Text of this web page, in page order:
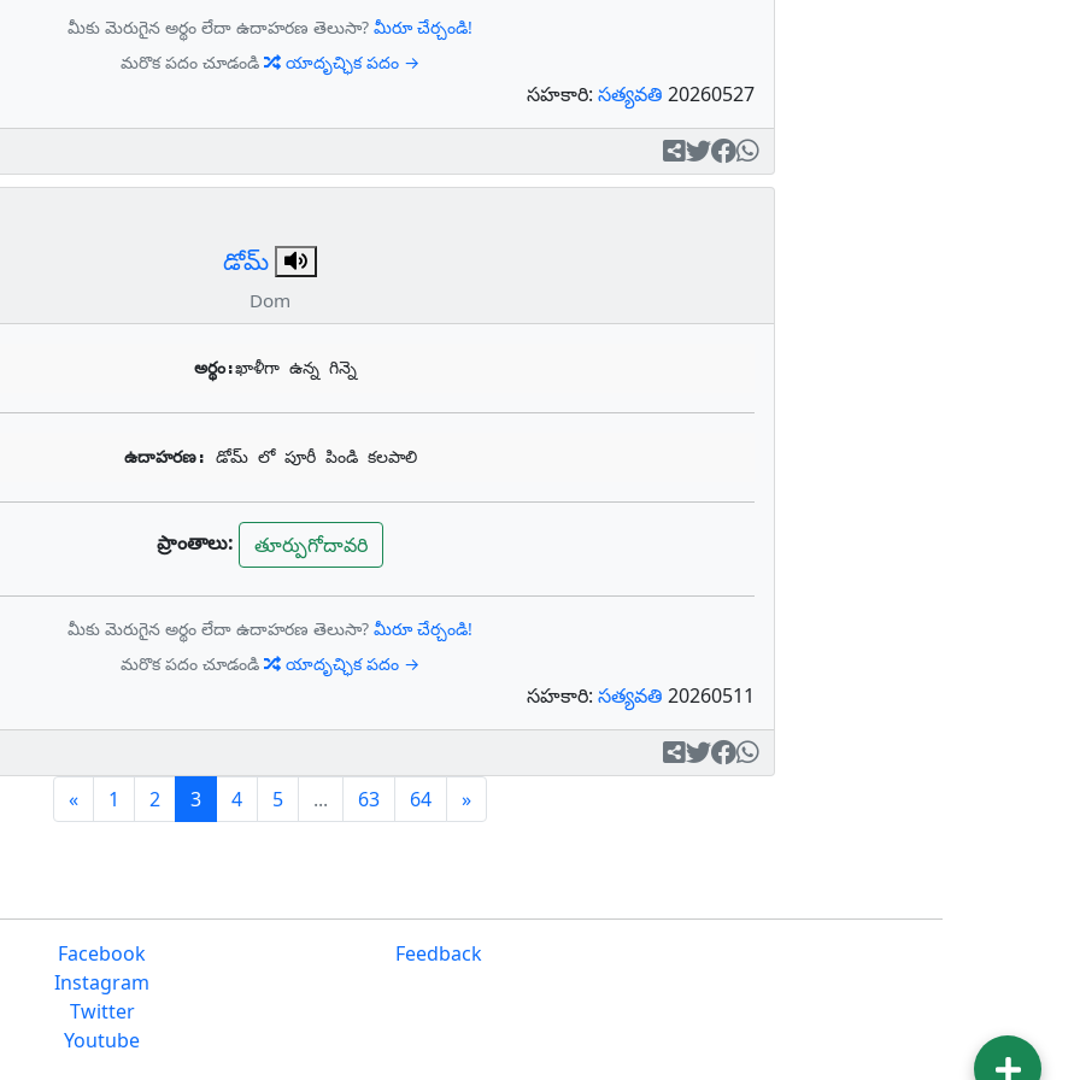
మీకు మెరుగైన అర్థం లేదా ఉదాహరణ తెలుసా? మీరూ చేర్చండి!
మరొక పదం చూడండి
యాదృచ్ఛిక పదం →
సహకారి: సత్యవతి 20260527
డోమ్
Dom
అర్థం:ఖాళీగా ఉన్న గిన్నె
ఉదాహరణ: డోమ్ లో పూరీ పిండి కలపాలి
ప్రాంతాలు: తూర్పుగోదావరి
మీకు మెరుగైన అర్థం లేదా ఉదాహరణ తెలుసా? మీరూ చేర్చండి!
మరొక పదం చూడండి
యాదృచ్ఛిక పదం →
సహకారి: సత్యవతి 20260511
«Previous
1 2 3(current)
4 5 ... 63 64 »Next
Facebook
Instagram
Twitter
Youtube
Feedback